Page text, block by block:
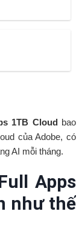
1TB Cloud bao
của Adobe, có
AI mỗi tháng.
Apps
như thế